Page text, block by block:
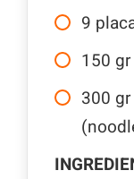
9
150 gr
300 gr